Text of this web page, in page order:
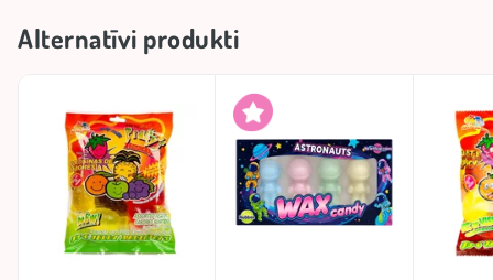
Alternatīvi produkti